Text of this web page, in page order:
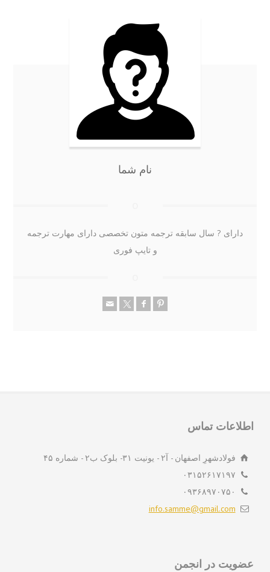
نام شما
دارای ? سال سابقه ترجمه متون تخصصی دارای مهارت ترجمه
و تایپ فوری
تماس
فولادشهرِ اصفهان - آ۲ - یونیت ۳۱- بلوک ب۲ - شماره ۴۵
۰۳۱۵۲۶۱۷۱۹۷
۰۹۳۶۸۹۷۰۷۵۰
info.samme@gmail.com
در انجمن